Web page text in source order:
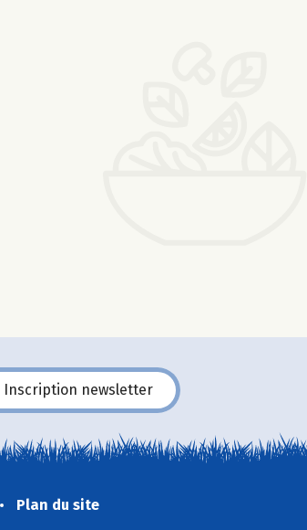
Inscription newsletter
Plan du site